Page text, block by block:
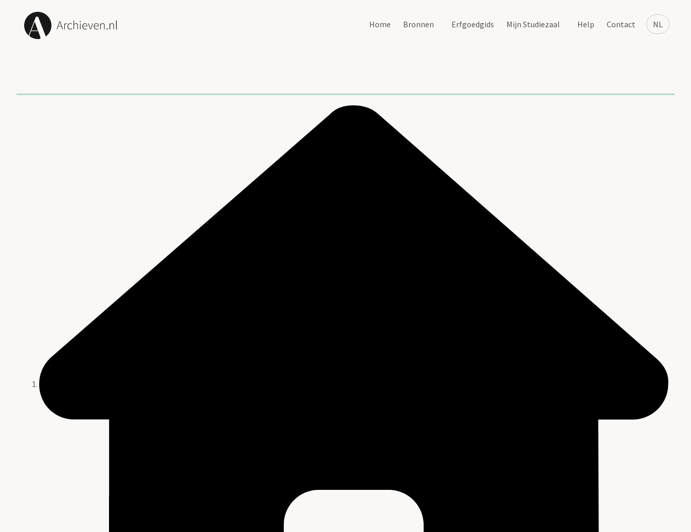
NL
Home Bronnen Erfgoedgids Mijn Studiezaal Help Contact